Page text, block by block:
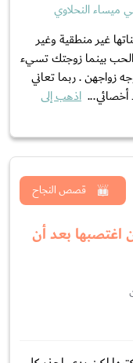
ميساء النحلاوي
غير منطقية وغير
بينما زوجتك تسيء
زواجهن . ربما تعاني
اذهب إلى
بعد أن
قصص النجاح